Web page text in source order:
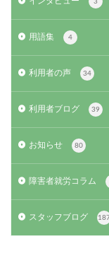
3
用語集 4
利用者の声 34
利用者ブログ 39
お知らせ 80
障害者就労コラム
スタッフブログ